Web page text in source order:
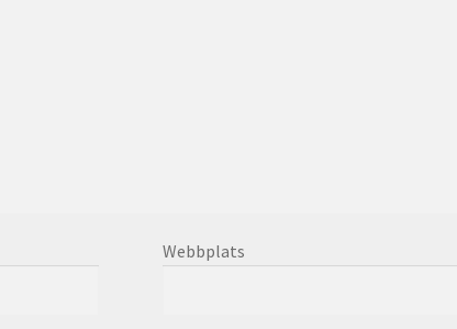
Webbplats